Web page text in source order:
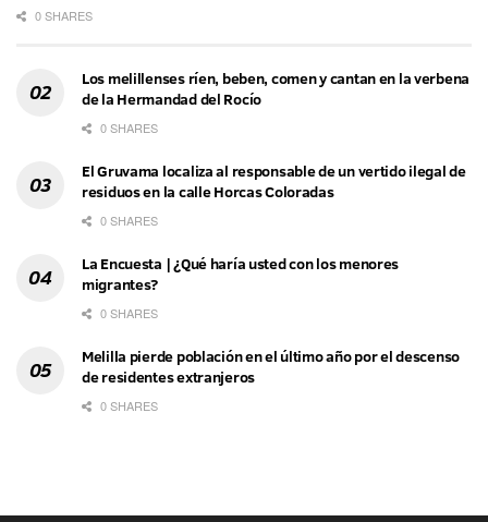
0 SHARES
Los melillenses ríen, beben, comen y cantan en la verbena
de la Hermandad del Rocío
0 SHARES
El Gruvama localiza al responsable de un vertido ilegal de
residuos en la calle Horcas Coloradas
0 SHARES
La Encuesta | ¿Qué haría usted con los menores
migrantes?
0 SHARES
Melilla pierde población en el último año por el descenso
de residentes extranjeros
0 SHARES